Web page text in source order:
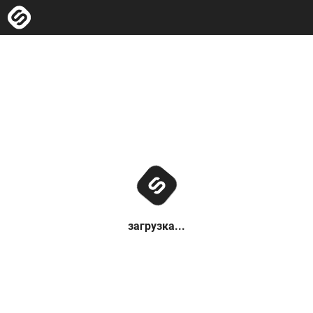
загрузка...